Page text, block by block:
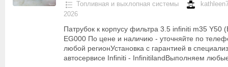
Топливная и выхлопная системы
2026
Патрубок к корпусу фильтра 3.5 infiniti m35 Y50
EG000 По цене и наличию - уточняйте по
любой регионУстановка с гарантией в
автосервисе Infiniti - InfinitilandВыполняем